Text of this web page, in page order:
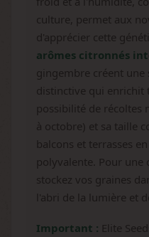
culture, permet aux
d'apprécier cette
arômes citronnés
gingembre créent
distinctive qui enrichit
possibilité de récoltes
à octobre) et sa taille
balcons et terrasses
polyvalente. Pour une
stockez vos graines
l'abri de la lumière et
Important : Elite